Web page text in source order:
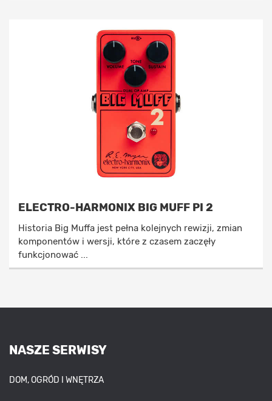
ELECTRO-HARMONIX BIG MUFF PI 2
Historia Big Muffa jest pełna kolejnych rewizji, zmian
komponentów i wersji, które z czasem zaczęły
funkcjonować ...
NASZE SERWISY
DOM, OGRÓD I WNĘTRZA